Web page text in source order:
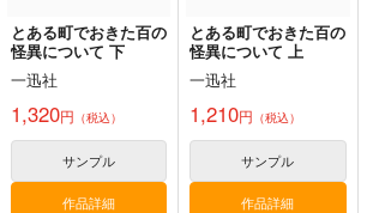
『MiSide：ミサイ
ド』-ミ
タ-160CMX50CM抱き
枕カバー【YC1315】
eb
13,200円 （税込）
その他 ミタ
魔法少女ノ魔女裁判-
橘シェリ
ー-160CMX50CM抱き
枕カバー【YC1353】
eb
13,200円 （税込）
その他 橘シェリー
とある町でおきた百の
怪異について 下
一迅社
1,320円 （税込）
サンプル
作品詳細
とある町でおきた百の
怪異について 上
一迅社
1,210円 （税込）
サンプル
作品詳細